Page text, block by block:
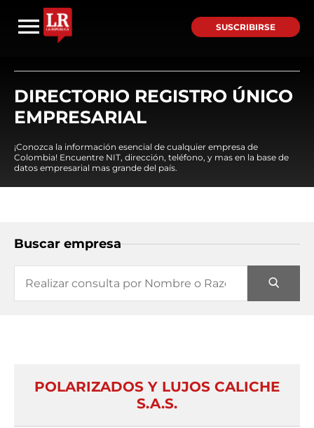
SUSCRIBIRSE
DIRECTORIO REGISTRO ÚNICO
EMPRESARIAL
¡Conozca la información esencial de cualquier empresa de
Colombia! Encuentre NIT, dirección, teléfono, y mas en la base de
datos empresarial mas grande del país.
Buscar empresa
POLARIZADOS Y LUJOS CALICHE
S.A.S.